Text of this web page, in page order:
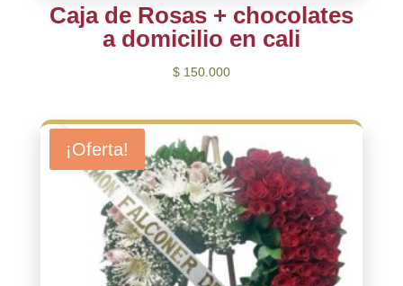
Caja de Rosas + chocolates
a domicilio en cali
$150.000
¡Oferta!